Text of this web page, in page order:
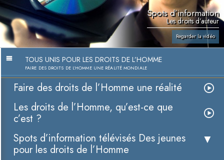
Spots d’information
Les droits d’auteur
Regarder la vidéo
TOUS UNIS POUR LES DROITS DE L’HOMME
FAIRE DES DROITS DE L’HOMME UNE RÉALITÉ MONDIALE
Faire des droits de l’Homme une réalité
Les droits de l’Homme, qu’est-ce que
c’est ?
Spots d’information télévisés Des jeunes
pour les droits de l’Homme